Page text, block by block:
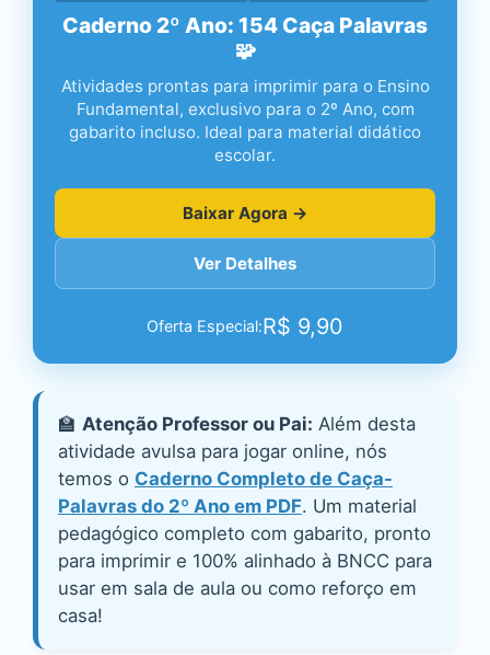
Caderno 2º Ano: 154 Caça Palavras
🧩
Atividades prontas para imprimir para o Ensino
Fundamental, exclusivo para o 2º Ano, com
gabarito incluso. Ideal para material didático
escolar.
Baixar Agora →
Ver Detalhes
Oferta Especial:R$ 9,90
🏫 Atenção Professor ou Pai: Além desta
atividade avulsa para jogar online, nós
temos o Caderno Completo de Caça-
Palavras do 2º Ano em PDF. Um material
pedagógico completo com gabarito, pronto
para imprimir e 100% alinhado à BNCC para
usar em sala de aula ou como reforço em
casa!